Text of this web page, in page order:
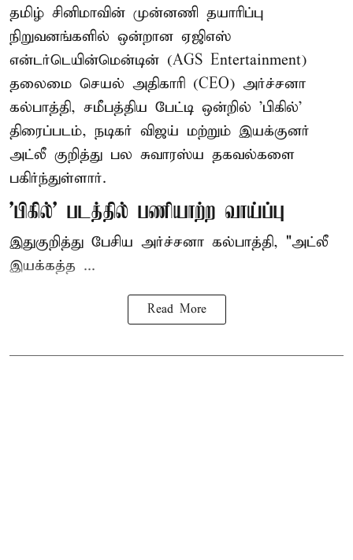
தமிழ் சினிமாவின் முன்னணி தயாரிப்பு
நிறுவனங்களில் ஒன்றான ஏஜிஎஸ்
என்டர்டெயின்மென்டின் (AGS Entertainment)
தலைமை செயல் அதிகாரி (CEO) அர்ச்சனா
கல்பாத்தி, சமீபத்திய பேட்டி ஒன்றில் 'பிகில்'
திரைப்படம், நடிகர் விஜய் மற்றும் இயக்குனர்
அட்லீ குறித்து பல சுவாரஸ்ய தகவல்களை
பகிர்ந்துள்ளார்.
'பிகில்' படத்தில் பணியாற்ற வாய்ப்பு
இதுகுறித்து பேசிய அர்ச்சனா கல்பாத்தி, "அட்லீ
இயக்கத்த ...
Read More